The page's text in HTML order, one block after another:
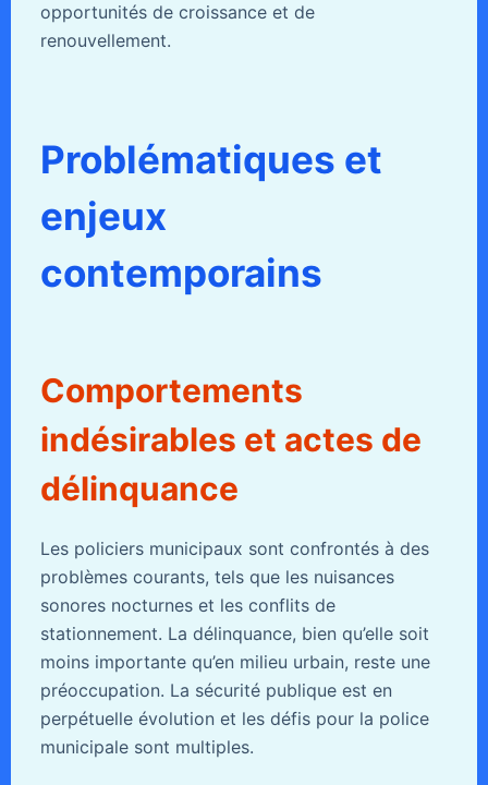
opportunités de croissance et de
renouvellement.
Problématiques et
enjeux
contemporains
Comportements
indésirables et actes de
délinquance
Les policiers municipaux sont confrontés à des
problèmes courants, tels que les nuisances
sonores nocturnes et les conflits de
stationnement. La délinquance, bien qu’elle soit
moins importante qu’en milieu urbain, reste une
préoccupation. La sécurité publique est en
perpétuelle évolution et les défis pour la police
municipale sont multiples.